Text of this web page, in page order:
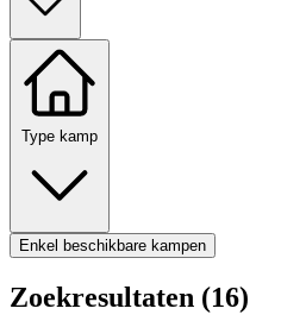
Type kamp
Enkel beschikbare kampen
Zoekresultaten (16)